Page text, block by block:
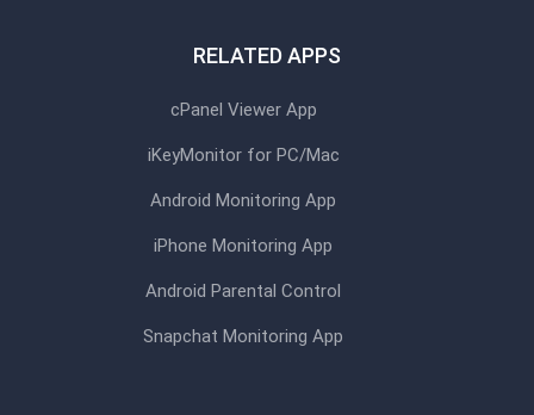
RELATED APPS
cPanel Viewer App
iKeyMonitor for PC/Mac
Android Monitoring App
iPhone Monitoring App
Android Parental Control
Snapchat Monitoring App